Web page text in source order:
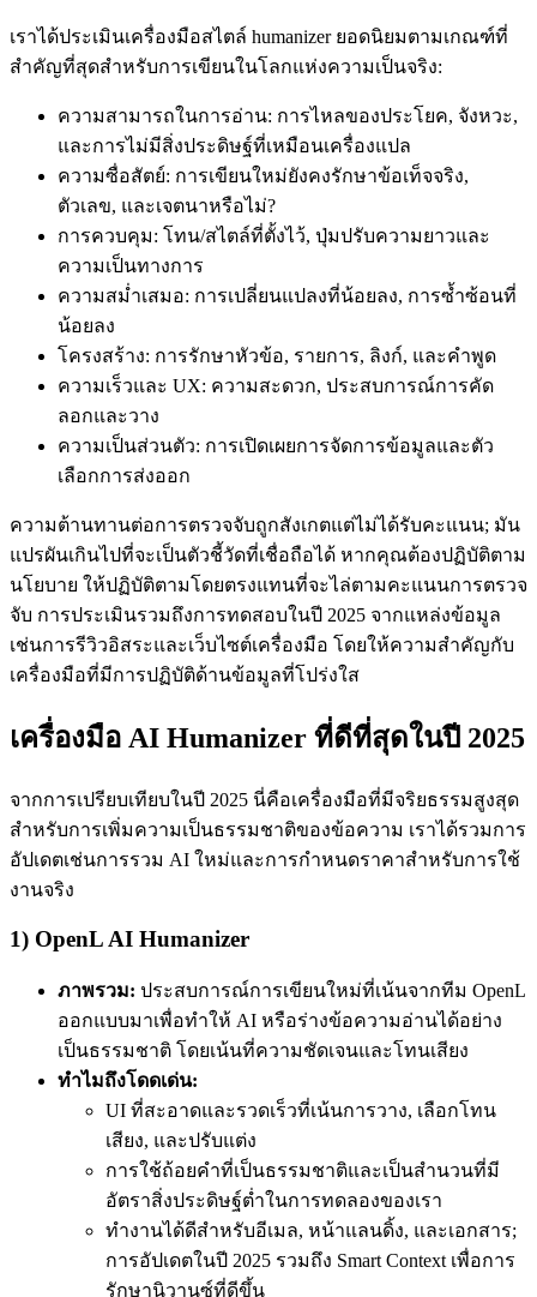
เราได้ประเมินเครื่องมือสไตล์ humanizer ยอดนิยมตามเกณฑ์ที่
สำคัญที่สุดสำหรับการเขียนในโลกแห่งความเป็นจริง:
ความสามารถในการอ่าน: การไหลของประโยค, จังหวะ,
และการไม่มีสิ่งประดิษฐ์ที่เหมือนเครื่องแปล
ความซื่อสัตย์: การเขียนใหม่ยังคงรักษาข้อเท็จจริง,
ตัวเลข, และเจตนาหรือไม่?
การควบคุม: โทน/สไตล์ที่ตั้งไว้, ปุ่มปรับความยาวและ
ความเป็นทางการ
ความสม่ำเสมอ: การเปลี่ยนแปลงที่น้อยลง, การซ้ำซ้อนที่
น้อยลง
โครงสร้าง: การรักษาหัวข้อ, รายการ, ลิงก์, และคำพูด
ความเร็วและ UX: ความสะดวก, ประสบการณ์การคัด
ลอกและวาง
ความเป็นส่วนตัว: การเปิดเผยการจัดการข้อมูลและตัว
เลือกการส่งออก
ความต้านทานต่อการตรวจจับถูกสังเกตแต่ไม่ได้รับคะแนน; มัน
แปรผันเกินไปที่จะเป็นตัวชี้วัดที่เชื่อถือได้ หากคุณต้องปฏิบัติตาม
นโยบาย ให้ปฏิบัติตามโดยตรงแทนที่จะไล่ตามคะแนนการตรวจ
จับ การประเมินรวมถึงการทดสอบในปี 2025 จากแหล่งข้อมูล
เช่นการรีวิวอิสระและเว็บไซต์เครื่องมือ โดยให้ความสำคัญกับ
เครื่องมือที่มีการปฏิบัติด้านข้อมูลที่โปร่งใส
เครื่องมือ AI Humanizer ที่ดีที่สุดในปี 2025
จากการเปรียบเทียบในปี 2025 นี่คือเครื่องมือที่มีจริยธรรมสูงสุด
สำหรับการเพิ่มความเป็นธรรมชาติของข้อความ เราได้รวมการ
อัปเดตเช่นการรวม AI ใหม่และการกำหนดราคาสำหรับการใช้
งานจริง
1) OpenL AI Humanizer
ภาพรวม: ประสบการณ์การเขียนใหม่ที่เน้นจากทีม OpenL
ออกแบบมาเพื่อทำให้ AI หรือร่างข้อความอ่านได้อย่าง
เป็นธรรมชาติ โดยเน้นที่ความชัดเจนและโทนเสียง
ทำไมถึงโดดเด่น:
UI ที่สะอาดและรวดเร็วที่เน้นการวาง, เลือกโทน
เสียง, และปรับแต่ง
การใช้ถ้อยคำที่เป็นธรรมชาติและเป็นสำนวนที่มี
อัตราสิ่งประดิษฐ์ต่ำในการทดลองของเรา
ทำงานได้ดีสำหรับอีเมล, หน้าแลนดิ้ง, และเอกสาร;
การอัปเดตในปี 2025 รวมถึง Smart Context เพื่อการ
รักษานิวานซ์ที่ดีขึ้น